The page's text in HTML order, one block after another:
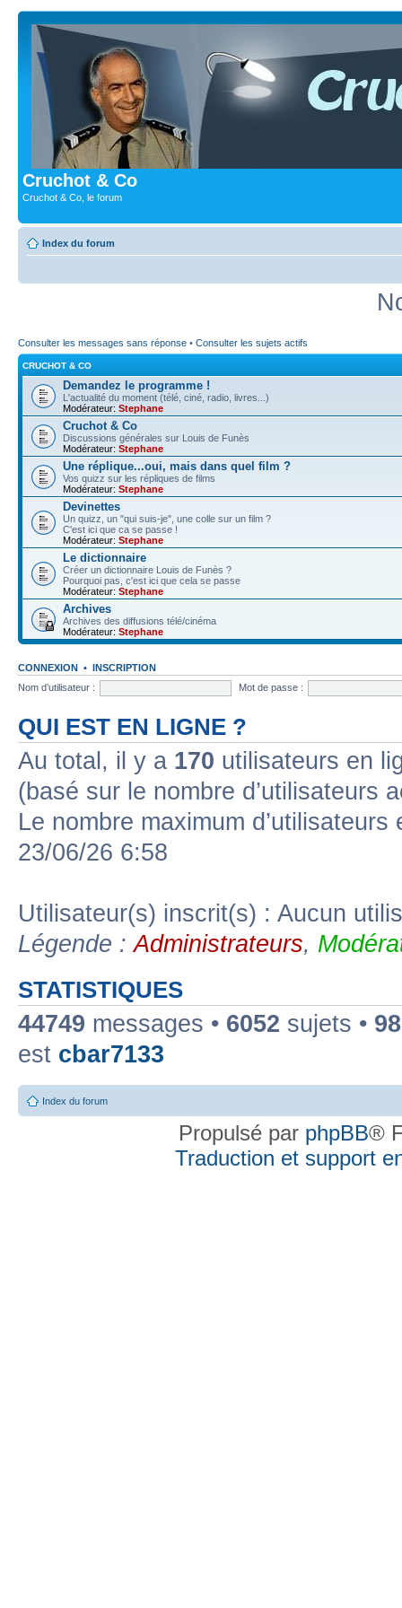
Cruchot & Co
Cruchot & Co, le forum
Index du forum
Consulter les messages sans réponse • Consulter les sujets actifs
CRUCHOT & CO
Demandez le programme !
L'actualité du moment (télé, ciné, radio, livres...)
Modérateur: Stephane
Cruchot & Co
Discussions générales sur Louis de Funès
Modérateur: Stephane
Une réplique...oui, mais dans quel film ?
Vos quizz sur les répliques de films
Modérateur: Stephane
Devinettes
Un quizz, un "qui suis-je", une colle sur un film ?
C'est ici que ca se passe !
Modérateur: Stephane
Le dictionnaire
Créer un dictionnaire Louis de Funès ?
Pourquoi pas, c'est ici que cela se passe
Modérateur: Stephane
Archives
Archives des diffusions télé/cinéma
Modérateur: Stephane
CONNEXION • INSCRIPTION
Nom d’utilisateur :
Mot de passe :
QUI EST EN LIGNE ?
Au total, il y a 170 utilisateurs en
(basé sur le nombre d’utilisateurs
Le nombre maximum
23/06/26 6:58
Utilisateur(s) inscrit(s) : Aucun
Légende :Administrateurs,
STATISTIQUES
44749 messages • 6052 sujets •
est cbar7133
Index du forum
Propulsé par phpBB®
Traduction et support